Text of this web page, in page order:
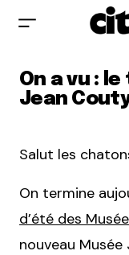
On a vu :
Jean
Salut les
On termine
d’été des
nouveau